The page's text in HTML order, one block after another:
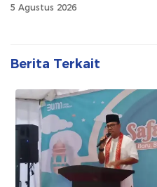
5 Agustus 2026
Berita Terkait